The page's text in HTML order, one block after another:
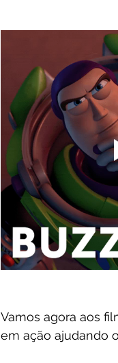
Vamos agora aos
em ação ajudando